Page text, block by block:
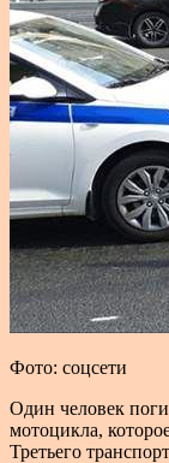
Фото: соцсети
Один человек
мотоцикла,
Третьего